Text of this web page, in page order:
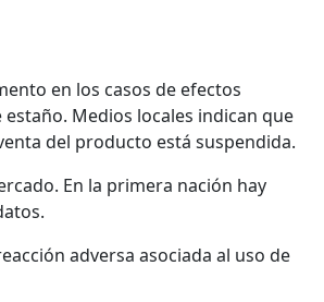
en los casos de efectos
Medios locales indican que
del producto está suspendida.
En la primera nación hay
adversa asociada al uso de